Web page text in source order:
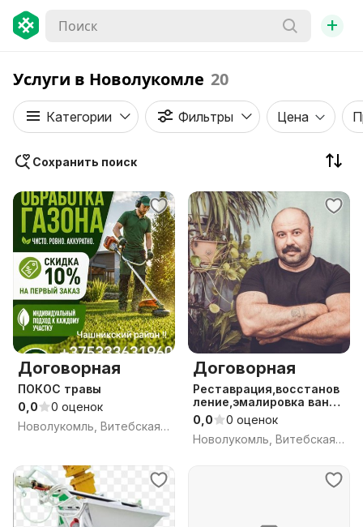
+
Услуги в Новолукомле 20
Категории Фильтры Цена
Сохранить поиск
Договорная
ПОКОС травы
0,0
0 оценок
Новолукомль, Витебская обл.
Договорная
Реставрация,восстанов
ление,эмалировка ванн
Новолукомль
0,0
0 оценок
Новолукомль, Витебская обл.